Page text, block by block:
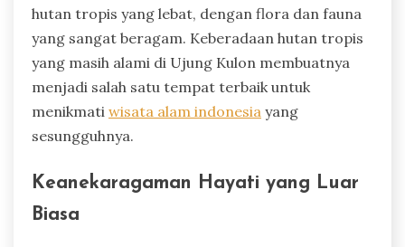
hutan tropis yang lebat, dengan flora dan fauna
yang sangat beragam. Keberadaan hutan tropis
yang masih alami di Ujung Kulon membuatnya
menjadi salah satu tempat terbaik untuk
menikmati wisata alam indonesia yang
sesungguhnya.
Keanekaragaman Hayati yang Luar
Biasa